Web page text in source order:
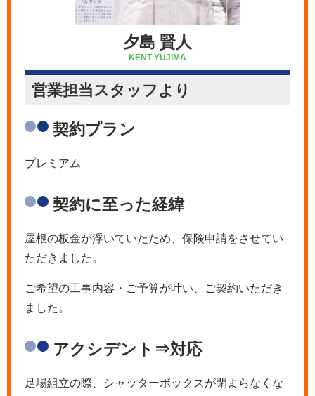
夕島 賢人
KENT YUJIMA
営業担当スタッフより
契約プラン
プレミアム
契約に至った経緯
屋根の板金が浮いていたため、保険申請をさせてい
ただきました。
ご希望の工事内容・ご予算が叶い、ご契約いただき
ました。
アクシデント⇒対応
足場組立の際、シャッターボックスが閉まらなくな